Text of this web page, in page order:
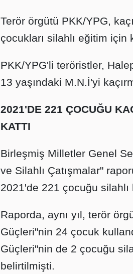
Terör örgütü PKK/YPG,
çocukları silahlı eğitim
PKK/YPG'li teröristler,
13 yaşındaki M.N.İ'yi
2021'DE 221 ÇOCUĞU
KATTI
Birleşmiş Milletler Genel
ve Silahlı Çatışmalar"
2021'de 221 çocuğu silahlı
Raporda, aynı yıl, terör
Güçleri"nin 24 çocuk
Güçleri"nin de 2 çocuğu
belirtilmişti.